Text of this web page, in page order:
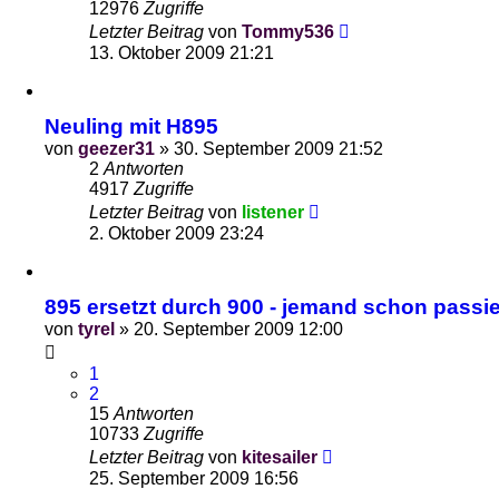
12976 Zugriffe
Letzter Beitrag von Tommy536
13. Oktober 2009 21:21
Neuling mit H895
von geezer31 » 30. September 2009 21:52
2 Antworten
4917 Zugriffe
Letzter Beitrag von listener
2. Oktober 2009 23:24
895 ersetzt durch 900 - jemand schon
von tyrel » 20. September 2009 12:00
1
2
15 Antworten
10733 Zugriffe
Letzter Beitrag von kitesailer
25. September 2009 16:56